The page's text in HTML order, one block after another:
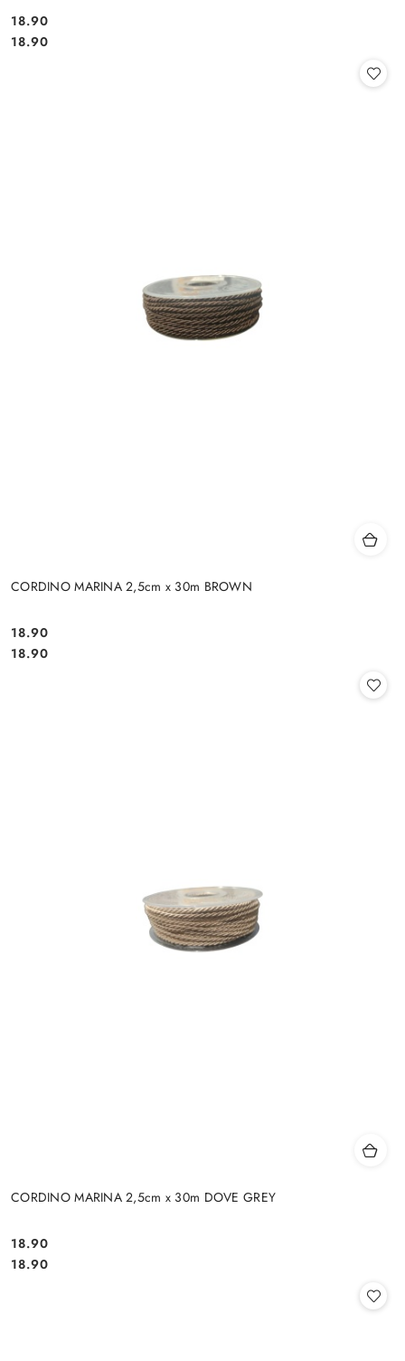
Cena:
18.90
Cena:
18.90
CORDINO MARINA 2,5cm x 30m BROWN
Cena:
18.90
Cena:
18.90
CORDINO MARINA 2,5cm x 30m DOVE GREY
Cena:
18.90
Cena:
18.90